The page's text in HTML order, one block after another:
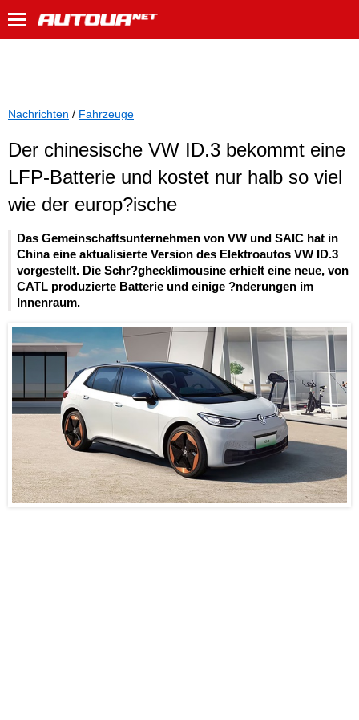
Nachrichten / Fahrzeuge
Der chinesische VW ID.3 bekommt eine
LFP-Batterie und kostet nur halb so viel
wie der europ?ische
Das Gemeinschaftsunternehmen von VW und SAIC hat in
China eine aktualisierte Version des Elektroautos VW ID.3
vorgestellt. Die Schr?ghecklimousine erhielt eine neue, von
CATL produzierte Batterie und einige ?nderungen im
Innenraum.